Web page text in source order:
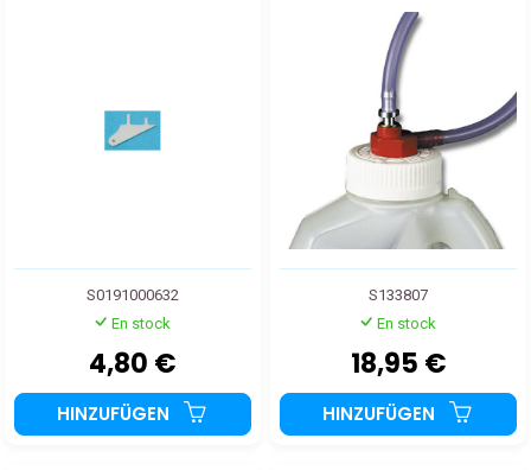
S0191000632
En stock
4,80 €
HINZUFÜGEN
S133807
En stock
18,95 €
HINZUFÜGEN